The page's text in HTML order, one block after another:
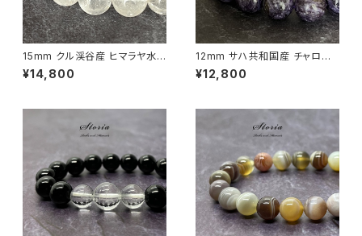
15mm クル渓谷産 ヒマラヤ水
晶 ブレスレット 微細な虹・ライ
モナイト入り【画像現物】
¥14,800
12mm サハ共和国産 チャロア
イト ブレスレット【画像現物】
¥12,800